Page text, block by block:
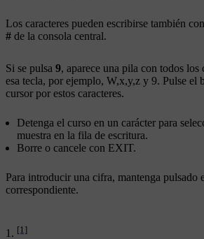
Los caracteres pueden escribirse también
# de la consola central.
Si se pulsa 9, aparece una pila con todos los
esa tecla, por ejemplo, W,x,y,z y 9. Pulse el
cursor por estos caracteres.
Detenga el curso en un carácter para
muestra en la fila de escritura.
Borre o cancele con EXIT.
Para introducir una cifra, mantenga pulsado
correspondiente.
[1]